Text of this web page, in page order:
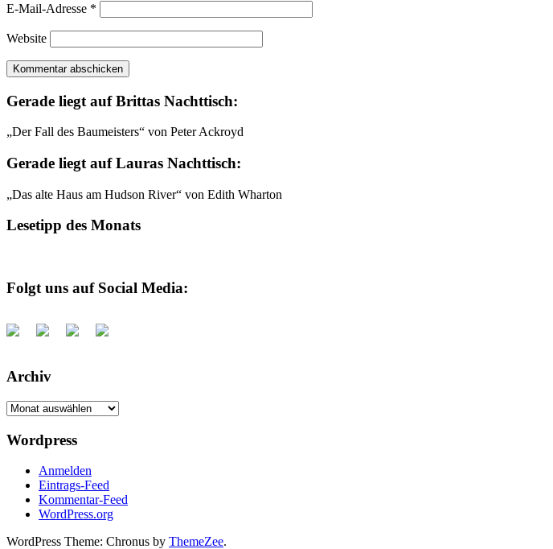
E-Mail-Adresse *
Website
Gerade liegt auf Brittas Nachttisch:
„Der Fall des Baumeisters“ von Peter Ackroyd
Gerade liegt auf Lauras Nachttisch:
„Das alte Haus am Hudson River“ von Edith Wharton
Lesetipp des Monats
Folgt uns auf Social Media:
Archiv
Archiv
Wordpress
Anmelden
Eintrags-Feed
Kommentar-Feed
WordPress.org
WordPress Theme: Chronus by ThemeZee.